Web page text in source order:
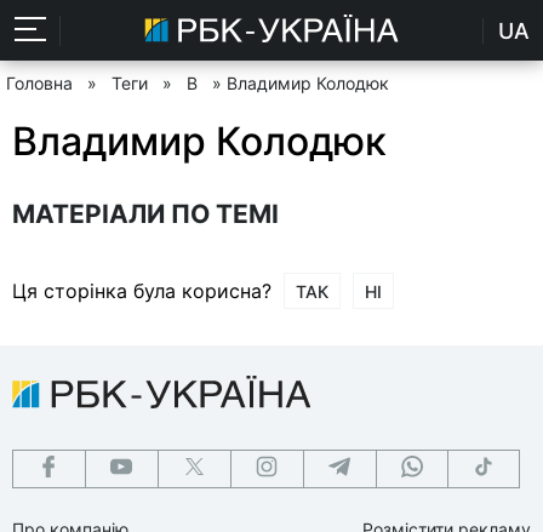
UA
Головна » Теги » В » Владимир Колодюк
Владимир Колодюк
МАТЕРІАЛИ ПО ТЕМІ
Ця сторінка була корисна? ТАК НІ